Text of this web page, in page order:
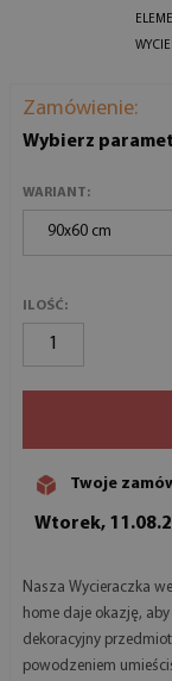
Zamówienie:
Wybierz
WARIANT:
90x60 cm
ILOŚĆ:
Twoje
Wtorek,
Nasza Wycieraczka
home daje okazję,
dekoracyjny
powodzeniem